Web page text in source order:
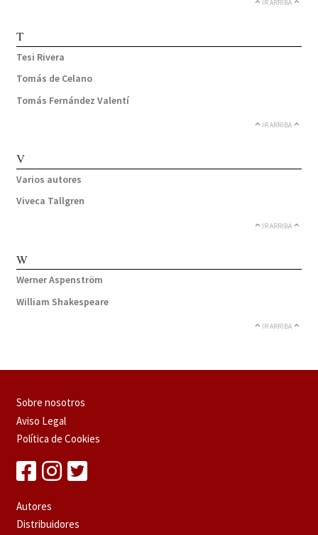
IR ARRIBA
T
Tesi Rivera
Tomás de Celano
Tomás Fernández Valentí
IR ARRIBA
V
Varios autores
Viveca Tallgren
IR ARRIBA
W
Werner Aspenström
William Shakespeare
IR ARRIBA
Sobre nosotros
Aviso Legal
Política de Cookies
Autores
Distribuidores